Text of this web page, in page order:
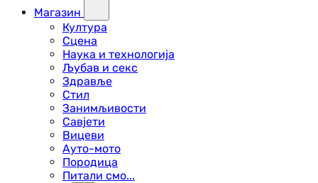
Магазин
Култура
Сцена
Наука и технологија
Љубав и секс
Здравље
Стил
Занимљивости
Савјети
Вицеви
Ауто-мото
Породица
Питали смо...